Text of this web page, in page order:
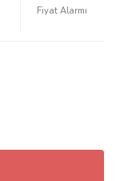
Fiyat Alarmı